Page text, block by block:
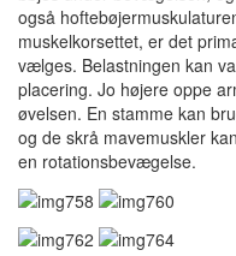
også
muskelkorsettet, er det
vælges. Belastningen kan
placering. Jo højere oppe
øvelsen. En stamme kan
og de skrå mavemuskler
en rotationsbevægelse.